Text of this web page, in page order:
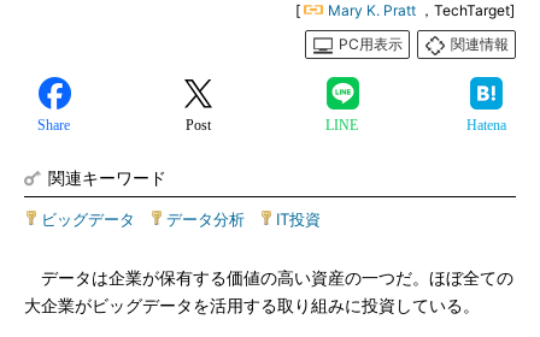
[ Mary K. Pratt ，TechTarget]
PC用表示
関連情報
Share Post LINE Hatena
関連キーワード
ビッグデータ データ分析 IT投資
データは企業が保有する価値の高い資産の一つだ。ほぼ全ての
大企業がビッグデータを活用する取り組みに投資している。